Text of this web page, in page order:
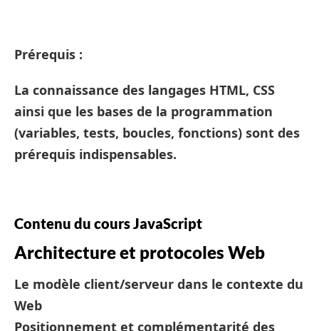
Prérequis :
La connaissance des langages HTML, CSS
ainsi que les bases de la programmation
(variables, tests, boucles, fonctions) sont des
prérequis indispensables.
Contenu du cours JavaScript
Architecture et protocoles Web
Le modèle client/serveur dans le contexte du
Web
Positionnement et complémentarité des